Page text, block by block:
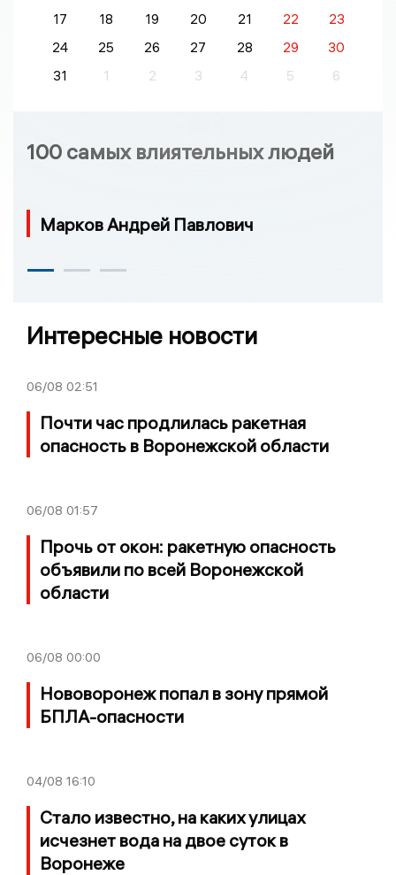
17
18 19 20 21 22
23
24
25 26 27 28 29
30
31
1 2 3 4 5 6
100 самых влиятельных людей
Марков Андрей Павлович
Интересные новости
06/08 02:51
Почти час продлилась ракетная
опасность в Воронежской области
06/08 01:57
Прочь от окон: ракетную опасность
объявили по всей Воронежской
области
06/08 00:00
Нововоронеж попал в зону прямой
БПЛА-опасности
04/08 16:10
Стало известно, на каких улицах
исчезнет вода на двое суток в
Воронеже